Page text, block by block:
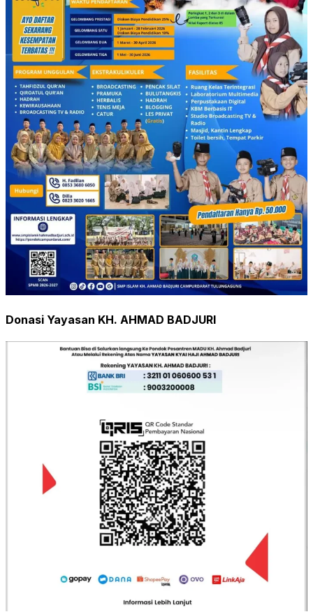
Donasi Yayasan KH. AHMAD BADJURI